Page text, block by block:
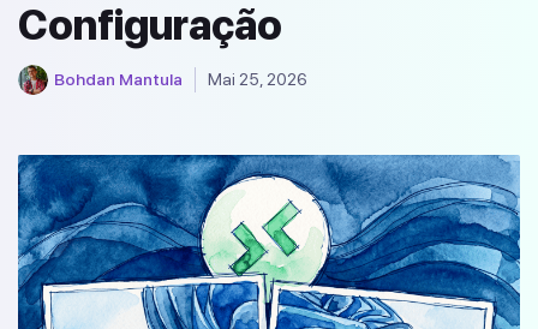
Configuração
Bohdan Mantula Mai 25, 2026